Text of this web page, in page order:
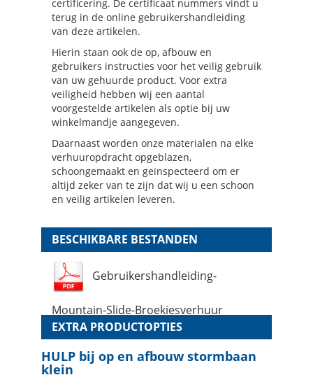
certificering. De certificaat nummers vindt u
terug in de online gebruikershandleiding
van deze artikelen.
Hierin staan ook de op, afbouw en
gebruikers instructies voor het veilig gebruik
van uw gehuurde product. Voor extra
veiligheid hebben wij een aantal
voorgestelde artikelen als optie bij uw
winkelmandje aangegeven.
Daarnaast worden onze materialen na elke
verhuuropdracht opgeblazen,
schoongemaakt en geïnspecteerd om er
altijd zeker van te zijn dat wij u een schoon
en veilig artikelen leveren.
BESCHIKBARE BESTANDEN
Gebruikershandleiding-
Mountain-Slide-Broekiesverhuur
EXTRA PRODUCTOPTIES
HULP bij op en afbouw stormbaan
klein